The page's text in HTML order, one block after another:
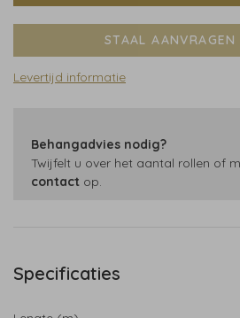
STAAL
Levertijd informatie
Behangadvies nodig?
Twijfelt u over het aantal rollen of
contact op.
Specificaties